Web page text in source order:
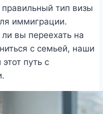
правильный тип визы
иммиграции.
вы переехать на
с семьей, наши
путь с